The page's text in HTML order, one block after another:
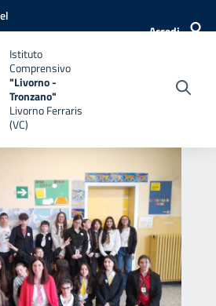
Accedi
Istituto
Comprensivo
"Livorno -
Tronzano"
Livorno Ferraris
(VC)